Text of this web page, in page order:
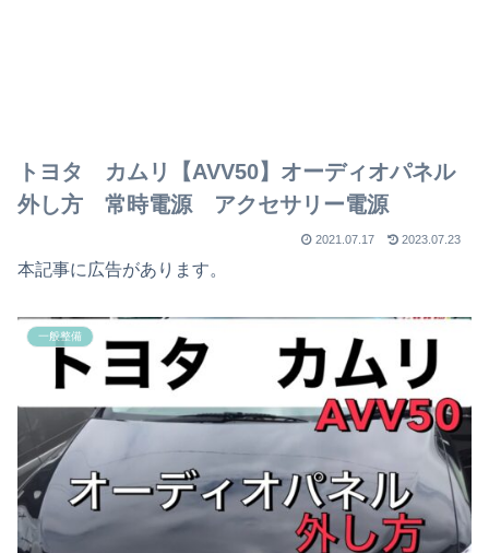
トヨタ カムリ【AVV50】オーディオパネル
外し方 常時電源 アクセサリー電源
2021.07.17 2023.07.23
本記事に広告があります。
一般整備